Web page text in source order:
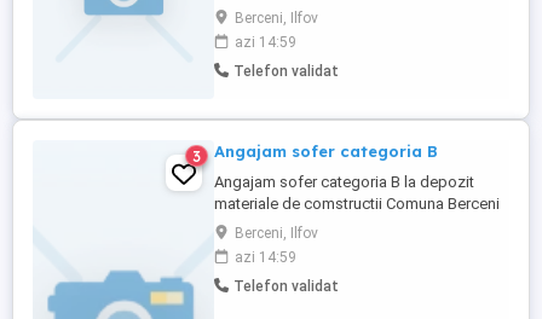
Comuna Berceni judetul Ilfov
Berceni, Ilfov
azi 14:59
Telefon validat
3 Angajam sofer categoria B
Angajam sofer categoria B la depozit
materiale de comstructii Comuna Berceni
IlfovBerceni, Ilfov
azi 14:59
Telefon validat